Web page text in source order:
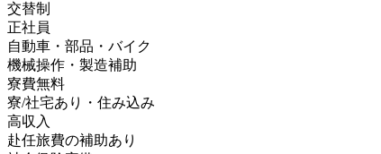
交替制
正社員
自動車・部品・バイク
機械操作・製造補助
寮費無料
寮/社宅あり・住み込み
高収入
赴任旅費の補助あり